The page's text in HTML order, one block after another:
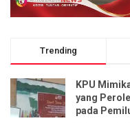
Trending
KPU Mimika
yang
pada